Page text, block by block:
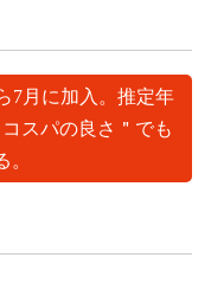
7月に加入。推定年
スパの良さ＂でも